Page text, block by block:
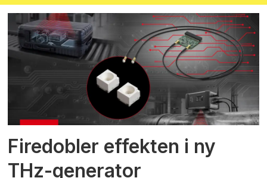
Firedobler effekten i ny
THz-generator